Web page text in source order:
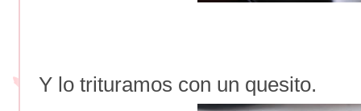
Y lo trituramos con un quesito.